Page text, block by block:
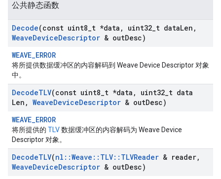
公共静态函数
Decode(const uint8 t *data , uint32 t dataLen ,
WeaveDeviceDescriptor & outDesc)
WEAVE_ERROR
将所提供数据缓冲区的内容解码到 Weave Device Descriptor 对象
中。
DecodeTLV(const uint8 t *data , uint32 t data
Len , WeaveDeviceDescriptor & outDesc)
WEAVE_ERROR
将所提供的 TLV数据缓冲区的内容解码为 Weave Device
Descriptor 对象。
DecodeTLV(nl ::Weave :: TLV:: TLVReader & reader,
WeaveDeviceDescriptor & outDesc)